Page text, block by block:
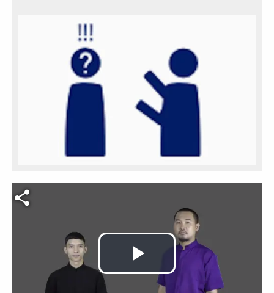
Video file
Play